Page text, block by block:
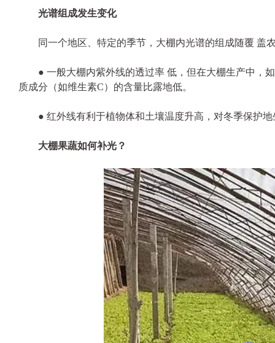
光谱组成发生变化
同一个地区、特定的季节，大棚内光谱的组成随覆 盖
● 一般大棚内紫外线的透过率 低，但在大棚生产中，
质成分（如维生素C）的含量比露地低。
● 红外线有利于植物体和土壤温度升高，对冬季保护地
大棚果蔬如何补光？